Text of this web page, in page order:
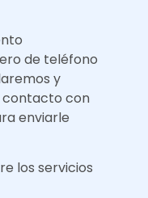
de teléfono
y
contacto con
enviarle
los servicios